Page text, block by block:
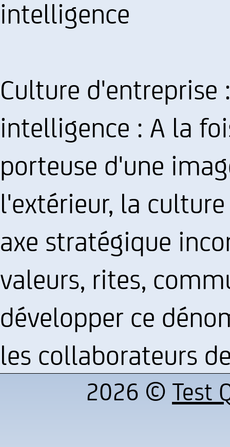
intelligence
Culture d'entreprise
intelligence : A la
porteuse d'une
l'extérieur, la
axe stratégique
valeurs, rites,
développer ce
les collaborateurs
2026 © Test